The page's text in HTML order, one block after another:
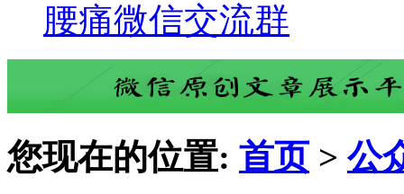
腰痛微信交流群
您现在的位置: 首页 > 公